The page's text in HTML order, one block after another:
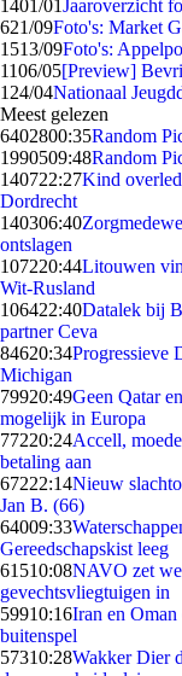
1401/01Jaaroverzicht
621/09Foto's: Market
1513/09Foto's:
1106/05[Preview]
1 24/04Nationaal
Meest gelezen
6402800:35Random
1990509:48Random
140722:27Kind
Dordrecht
140306:40
ontslagen
107220:44Litouwen
Wit-Rusland
106422:40Datalek bij
partner Ceva
84620:34Progressieve
Michigan
79920:49Geen Qatar
mogelijk in Europa
77220:24Accell,
betaling aan
67222:14Nieuw
Jan B. (66)
64009:33
Gereedschapskist leeg
61510:08NAVO zet
gevechtsvliegtuigen in
59910:16Iran en
buitenspel
57310:28Wakker Dier